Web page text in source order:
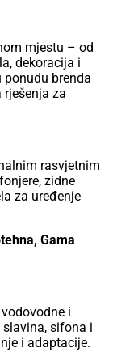
mjestu – od
dekoracija i
brenda
za
rasvjetnim
zidne
za uređenje
Gama
i
sifona i
i adaptacije.